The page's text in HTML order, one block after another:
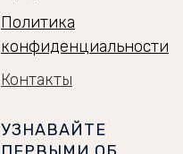
Политика
конфиденциальности
Контакты
УЗНАВАЙТЕ